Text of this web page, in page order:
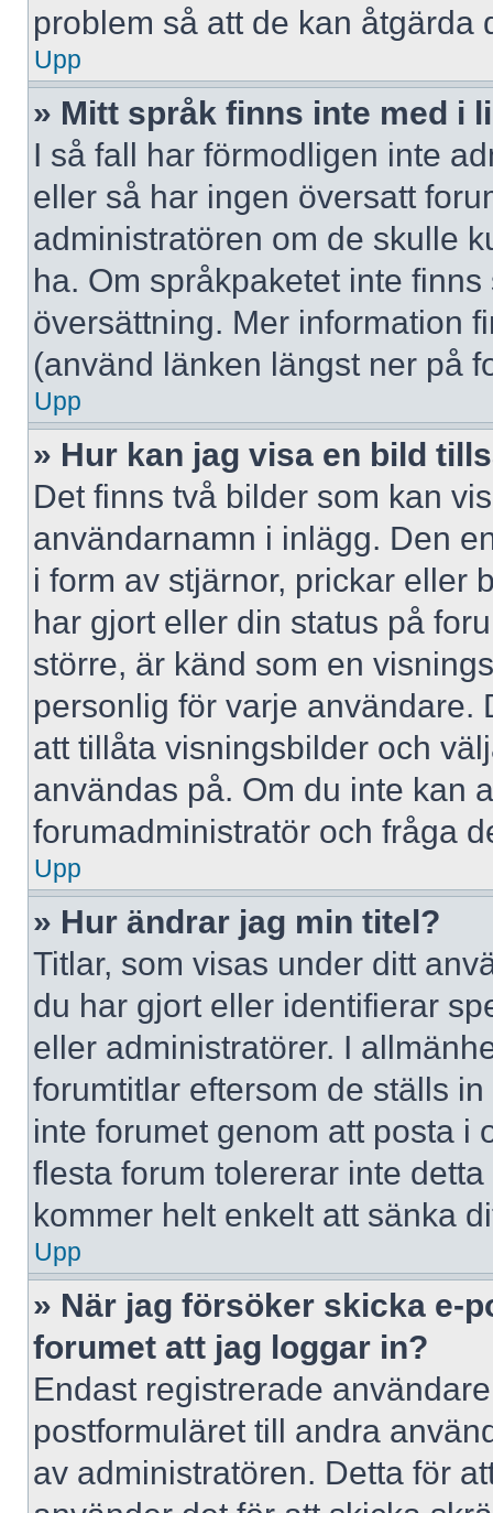
problem så att de kan åtgärda
Upp
» Mitt språk finns inte med i
I så fall har förmodligen inte
eller så har ingen översatt
administratören om de skulle
ha. Om språkpaketet inte
översättning. Mer information
(använd länken längst ner på
Upp
» Hur kan jag visa en bild
Det finns två bilder som kan
användarnamn i inlägg. Den
i form av stjärnor, prickar eller
har gjort eller din status på
större, är känd som en
personlig för varje användare.
att tillåta visningsbilder och
användas på. Om du inte kan
forumadministratör och fråga
Upp
» Hur ändrar jag min titel?
Titlar, som visas under ditt
du har gjort eller identifierar
eller administratörer. I
forumtitlar eftersom de ställs
inte forumet genom att posta i
flesta forum tolererar inte
kommer helt enkelt att sänka
Upp
» När jag försöker skicka e-
forumet att jag loggar in?
Endast registrerade
postformuläret till andra
av administratören. Detta för